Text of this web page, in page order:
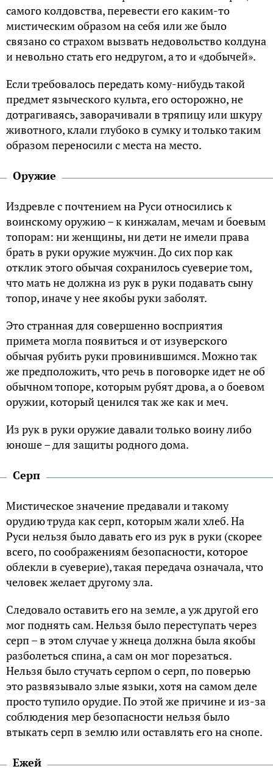
самого колдовства, перевести его каким-то
мистическим образом на себя или же было
связано со страхом вызвать недовольство колдуна
и невольно стать его недругом, а то и «добычей».
Если требовалось передать кому-нибудь такой
предмет языческого культа, его осторожно, не
дотрагиваясь, заворачивали в тряпицу или шкуру
животного, клали глубоко в сумку и только таким
образом переносили с места на место.
Оружие
Издревле с почтением на Руси относились к
воинскому оружию – к кинжалам, мечам и боевым
топорам: ни женщины, ни дети не имели права
брать в руки оружие мужчин. До сих пор как
отклик этого обычая сохранилось суеверие том,
что мать не должна из рук в руки подавать сыну
топор, иначе у нее якобы руки заболят.
Это странная для совершенно восприятия
примета могла появиться и от изуверского
обычая рубить руки провинившимся. Можно так
же предположить, что речь в поговорке идет не об
обычном топоре, которым рубят дрова, а о боевом
оружии, который ценился так же как и меч.
Из рук в руки оружие давали только воину либо
юноше – для защиты родного дома.
Серп
Мистическое значение предавали и такому
орудию труда как серп, которым жали хлеб. На
Руси нельзя было давать его из рук в руки (скорее
всего, по соображениям безопасности, которое
облекли в суеверие), такая передача означала, что
человек желает другому зла.
Следовало оставить его на земле, а уж другой его
мог поднять сам. Нельзя было переступать через
серп – в этом случае у жнеца должна была якобы
разболеться спина, а сам он мог порезаться.
Нельзя было стучать серпом о серп, по поверью
это развязывало злые языки, хотя на самом деле
просто тупило орудие. По этой же причине и из-за
соблюдения мер безопасности нельзя было
втыкать серп в землю или оставлять его на снопе.
Ежей